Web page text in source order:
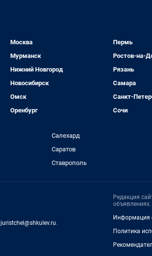
Москва
Мурманск
Нижний Новгород
Новосибирск
Омск
Оренбург
Пермь
Ростов-на-
Рязань
Самара
Санкт-
Сочи
Салехард
Саратов
Ставрополь
juristchel@shkulev.ru.
Редакция
объявлениях.
Информация
Политика